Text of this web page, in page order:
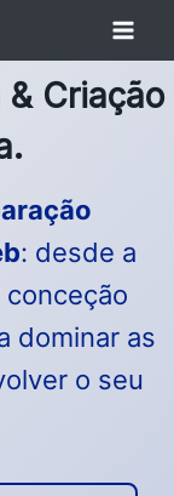
& Criação
: desde a
dominar as
o seu